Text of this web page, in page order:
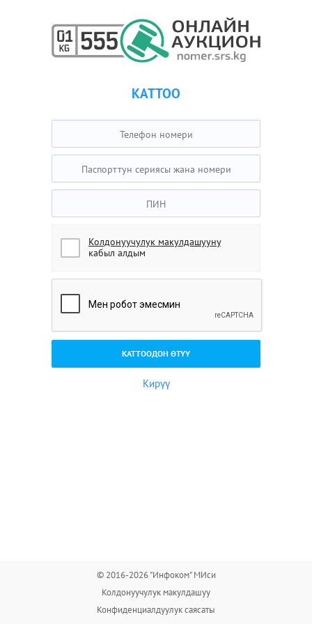
КАТТОО
Колдонуучулук макулдашууну
кабыл алдым
Кирүү
© 2016-2026 "Инфоком" МИси
Колдонуучулук макулдашуу
Конфиденциалдуулук саясаты